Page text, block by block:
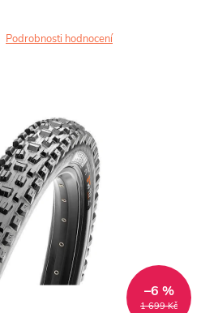
Podrobnosti hodnocení
1 699 Kč
–6 %